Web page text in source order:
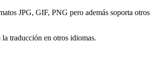
JPG, GIF, PNG pero además soporta otros
traducción en otros idiomas.